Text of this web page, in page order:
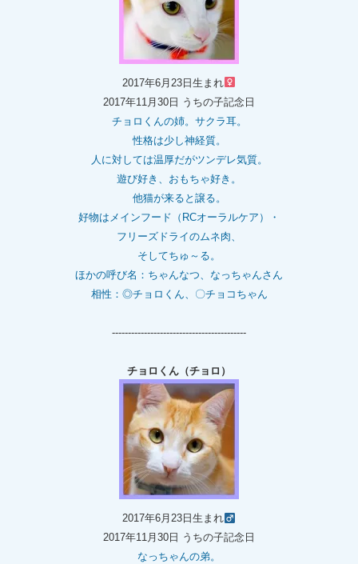
2017年6月23日生まれ
2017年11月30日 うちの子記念日
チョロくんの姉。 サクラ耳。
性格は少し神経質。
人に対しては温厚だがツンデレ気質。
遊び好き、おもちゃ好き。
他猫が来ると譲る。
好物はメインフード（RCオーラルケア）・
フリーズドライのムネ肉、
そしてちゅ～る。
ほかの呼び名：ちゃんなつ、なっちゃんさん
相性：◎チョロくん、〇チョコちゃん
------------------------------------------
チョロくん（チョロ）
2017年6月23日生まれ
2017年11月30日 うちの子記念日
なっちゃんの弟。